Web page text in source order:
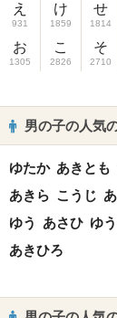
え
931
お
1305
け
1859
こ
2826
せ
1814
そ
2710
男の子の人気
ゆたか あきとも
あきら こうじ
ゆう
あさひ ゆ
あきひろ